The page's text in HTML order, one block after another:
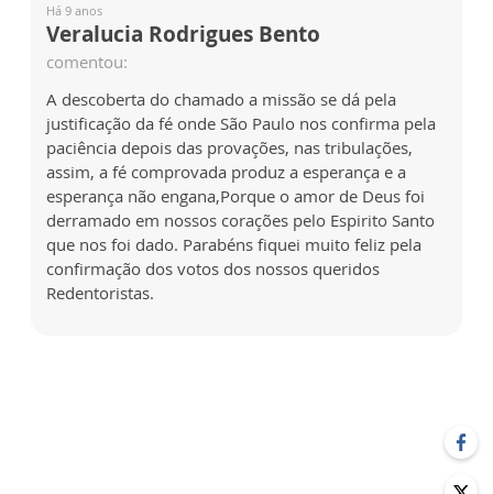
Há 9 anos
Veralucia Rodrigues Bento
comentou:
A descoberta do chamado a missão se dá pela
justificação da fé onde São Paulo nos confirma pela
paciência depois das provações, nas tribulações,
assim, a fé comprovada produz a esperança e a
esperança não engana,Porque o amor de Deus foi
derramado em nossos corações pelo Espirito Santo
que nos foi dado. Parabéns fiquei muito feliz pela
confirmação dos votos dos nossos queridos
Redentoristas.